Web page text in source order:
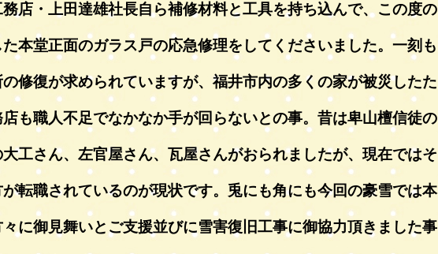
店・上田達雄社長自ら補修材料と工具を持ち込んで、この度の
本堂正面のガラス戸の応急修理をしてくださいました。一刻も
修復が求められていますが、福井市内の多くの家が被災したた
も職人不足でなかなか手が回らないとの事。昔は卑山檀信徒の
工さん、左官屋さん、瓦屋さんがおられましたが、現在ではそ
転職されているのが現状です。兎にも角にも今回の豪雪では本
に御見舞いとご支援並びに雪害復旧工事に御協力頂きました事